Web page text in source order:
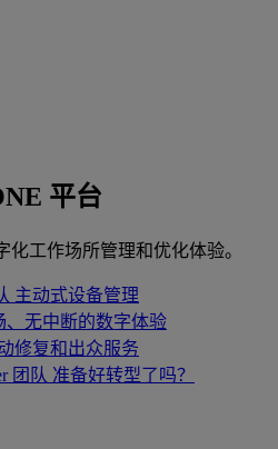
平台
工作场所管理和优化体验。
主动式设备管理
、无中断的数字体验
修复和出众服务
团队 准备好转型了吗？